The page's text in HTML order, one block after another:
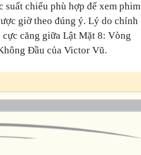
chiếu phù hợp để xem phim
giờ theo đúng ý. Lý do chính
căng giữa Lật Mặt 8: Vòng
Đầu của Victor Vũ.